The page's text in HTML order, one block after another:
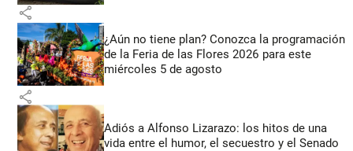
share
¿Aún no tiene plan? Conozca la programación
de la Feria de las Flores 2026 para este
miércoles 5 de agosto
share
Adiós a Alfonso Lizarazo: los hitos de una
vida entre el humor, el secuestro y el Senado